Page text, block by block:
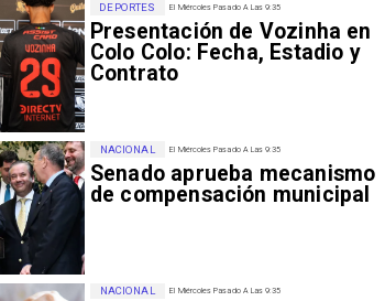
El Miércoles Pasado A Las 9:35
Presentación de Vozinha en
Colo Colo: Fecha, Estadio y
Contrato
DEPORTES
El Miércoles Pasado A Las 9:35
Senado aprueba mecanismo
de compensación municipal
NACIONAL
El Miércoles Pasado A Las 9:35
NACIONAL